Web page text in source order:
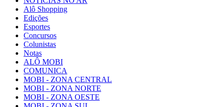
Alô Shopping
Edições
Esportes
Concursos
Colunistas
Notas
ALÔ MOBI
COMUNICA
MOBI - ZONA CENTRAL
MOBI - ZONA NORTE
MOBI - ZONA OESTE